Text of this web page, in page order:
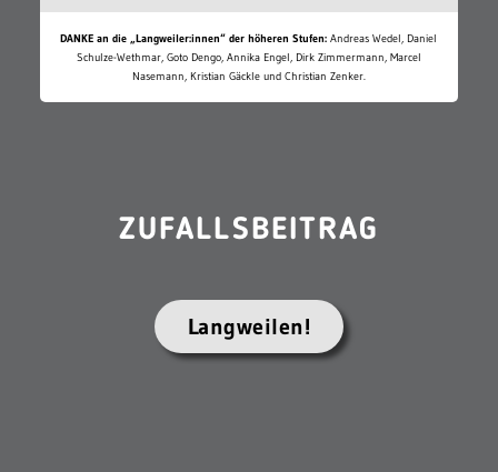
DANKE an die „Langweiler:innen“ der höheren Stufen: Andreas Wedel, Daniel
Schulze-Wethmar, Goto Dengo, Annika Engel, Dirk Zimmermann, Marcel
Nasemann, Kristian Gäckle und Christian Zenker.
ZUFALLSBEITRAG
Langweilen!